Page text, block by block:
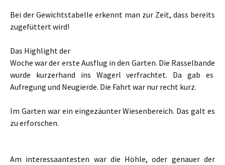
Bei der Gewichtstabelle erkennt man zur Zeit, dass bereits
zugefüttert wird!
Das Highlight der
Woche war der erste Ausflug in den Garten. Die Rasselbande
wurde kurzerhand ins Wagerl verfrachtet. Da gab es
Aufregung und Neugierde. Die Fahrt war nur recht kurz.
Im Garten war ein eingezäunter Wiesenbereich. Das galt es
zu erforschen.
Am interessaantesten war die Höhle, oder genauer der